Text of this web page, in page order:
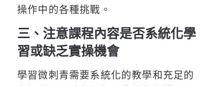
操作中的各種挑戰。
三、注意課程內容是否系統化學
習或缺乏實操機會
學習微刺青需要系統化的教學和充足的